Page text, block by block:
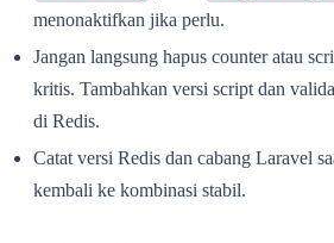
menonaktifkan jika perlu.
Jangan langsung hapus counter atau
kritis. Tambahkan versi script dan
di Redis.
Catat versi Redis dan cabang Laravel
kembali ke kombinasi stabil.